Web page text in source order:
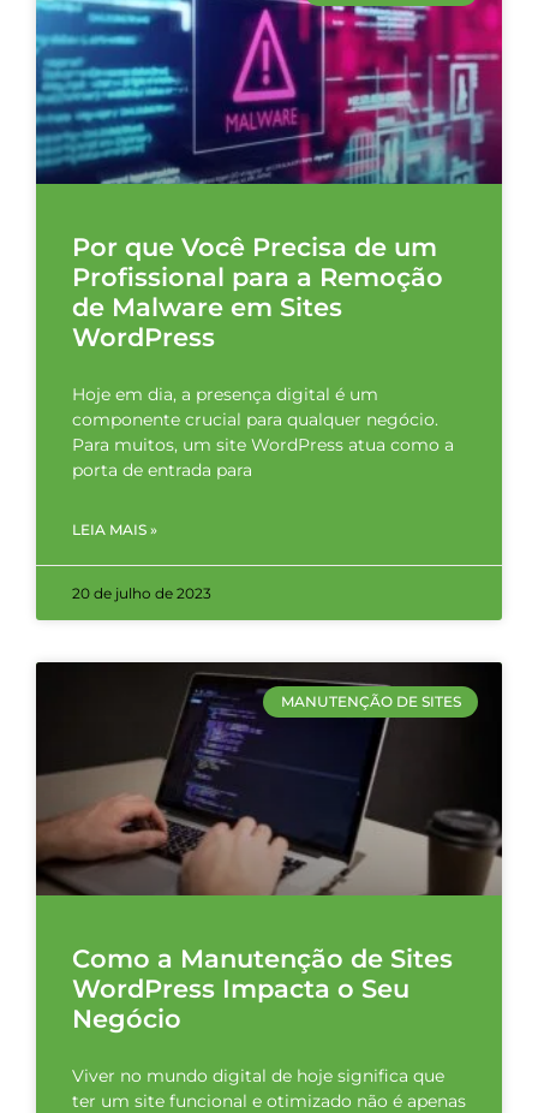
Por que Você Precisa de um
Profissional para a Remoção
de Malware em Sites
WordPress
Hoje em dia, a presença digital é um
componente crucial para qualquer negócio.
Para muitos, um site WordPress atua como a
porta de entrada para
LEIA MAIS »
20 de julho de 2023
MANUTENÇÃO DE SITES
Como a Manutenção de Sites
WordPress Impacta o Seu
Negócio
Viver no mundo digital de hoje significa que
ter um site funcional e otimizado não é apenas